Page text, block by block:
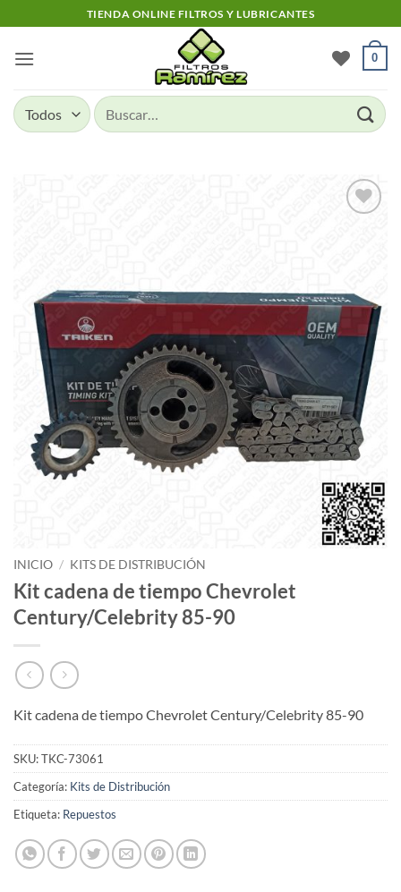
to
content
TIENDA ONLINE FILTROS Y LUBRICANTES
0
Buscar
por:
INICIO / KITS DE DISTRIBUCIÓN
Kit cadena de tiempo Chevrolet
Century/Celebrity 85-90
Kit cadena de tiempo Chevrolet Century/Celebrity 85-90
SKU:TKC-73061
Categoría: Kits de Distribución
Etiqueta: Repuestos